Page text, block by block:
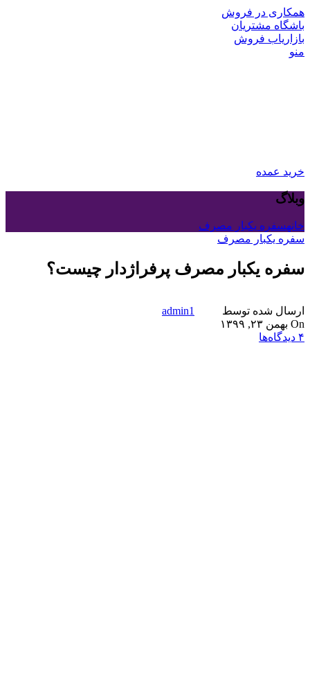
همکاری در فروش
باشگاه مشتریان
بازاریاب فروش
منو
خرید عمده
وبلاگ
خانهسفره یکبار مصرف
سفره یکبار مصرف
سفره یکبار مصرف پرفراژدار چیست؟
ارسال شده توسط
admin1
On بهمن ۲۳, ۱۳۹۹
۴ دیدگاه‌ها